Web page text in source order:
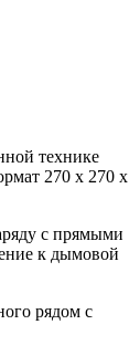
технике
270 х 270 х
с прямыми
к дымовой
рядом с